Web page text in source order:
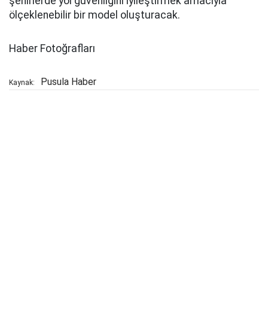
ölçeklenebilir bir model oluşturacak.
Haber Fotoğrafları
Kaynak: Pusula Haber